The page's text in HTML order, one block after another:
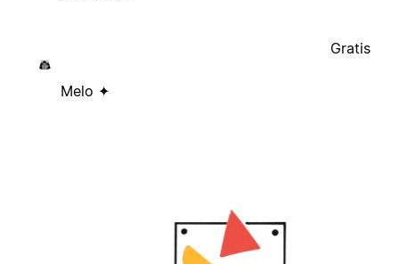
Melo ✦
Gratis